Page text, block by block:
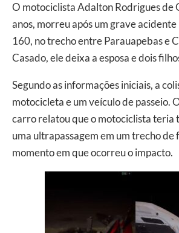
O motociclista Adalton Rodrigues de
anos, morreu após um grave
160, no trecho entre Parauapebas e
Casado, ele deixa a esposa e dois
Segundo as informações iniciais, a
motocicleta e um veículo de passeio.
carro relatou que o motociclista teria
uma ultrapassagem em um trecho de
momento em que ocorreu o impacto.